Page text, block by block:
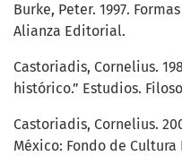
Burke, Peter. 1997.
Alianza Editorial.
Castoriadis, Cornelius.
histórico.” Estudios.
Castoriadis, Cornelius.
México: Fondo de Cultura